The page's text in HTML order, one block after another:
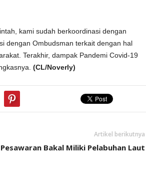
kami sudah berkoordinasi dengan
dengan Ombudsman terkait dengan hal
Terakhir, dampak Pandemi Covid-19
(CL/Noverly)
Artikel berikutnya
Pesawaran Bakal Miliki Pelabuhan Laut